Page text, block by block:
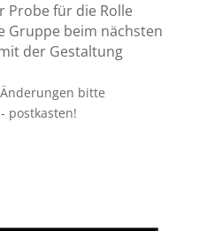
Probe für die Rolle
Gruppe beim nächsten
der Gestaltung
bitte
postkasten!